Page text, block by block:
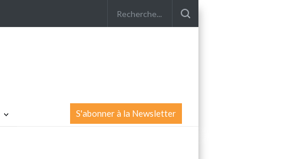
S'abonner à la Newsletter